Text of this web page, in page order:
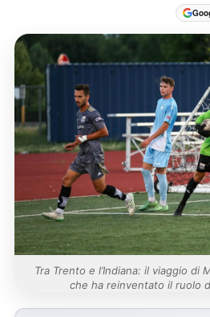
Tra Trento e l’Indiana: il viaggio di
che ha reinventato il ruolo